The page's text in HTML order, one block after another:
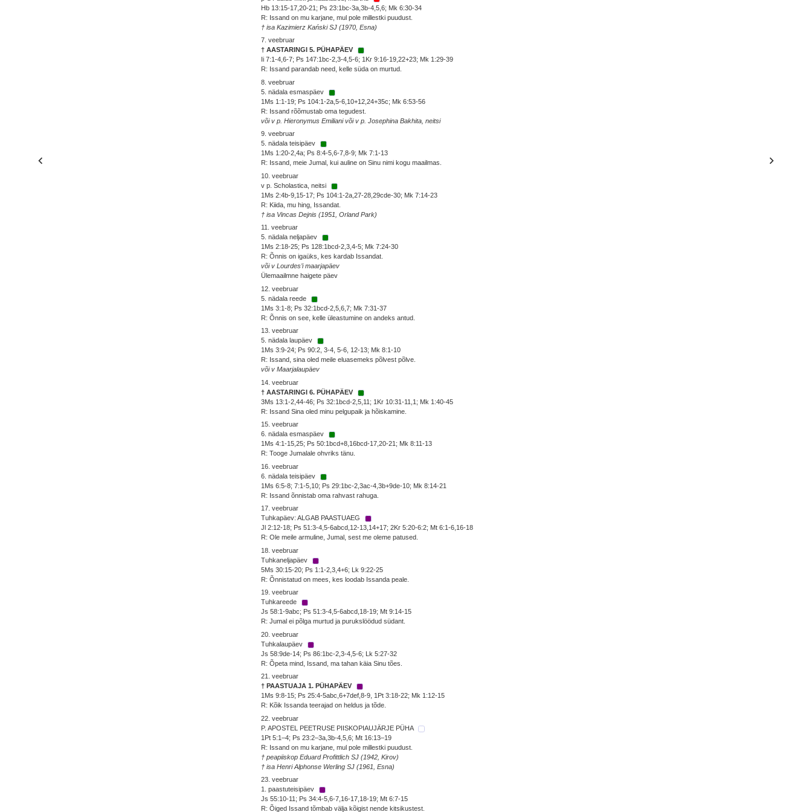
Hb 13:15-17,20-21; Ps 23:1bc-3a,3b-4,5,6; Mk 6:30-34
R: Issand on mu karjane, mul pole millestki puudust.
† isa Kazimierz Kański SJ (1970, Esna)
7. veebruar
† AASTARINGI 5. PÜHAPÄEV
Ii 7:1-4,6-7; Ps 147:1bc-2,3-4,5-6; 1Kr 9:16-19,22+23; Mk 1:29-39
R: Issand parandab need, kelle süda on murtud.
8. veebruar
5. nädala esmaspäev
1Ms 1:1-19; Ps 104:1-2a,5-6,10+12,24+35c; Mk 6:53-56
R: Issand rõõmustab oma tegudest.
või v p. Hieronymus Emiliani või v p. Josephina Bakhita, neitsi
9. veebruar
5. nädala teisipäev
1Ms 1:20-2,4a; Ps 8:4-5,6-7,8-9; Mk 7:1-13
R: Issand, meie Jumal, kui auline on Sinu nimi kogu maailmas.
10. veebruar
v p. Scholastica, neitsi
1Ms 2:4b-9,15-17; Ps 104:1-2a,27-28,29cde-30; Mk 7:14-23
R: Kiida, mu hing, Issandat.
† isa Vincas Dejnis (1951, Orland Park)
11. veebruar
5. nädala neljapäev
1Ms 2:18-25; Ps 128:1bcd-2,3,4-5; Mk 7:24-30
R: Õnnis on igaüks, kes kardab Issandat.
või v Lourdes’i maarjapäev
Ülemaailmne haigete päev
12. veebruar
5. nädala reede
1Ms 3:1-8; Ps 32:1bcd-2,5,6,7; Mk 7:31-37
R: Õnnis on see, kelle üleastumine on andeks antud.
13. veebruar
5. nädala laupäev
1Ms 3:9-24; Ps 90:2, 3-4, 5-6, 12-13; Mk 8:1-10
R: Issand, sina oled meile eluasemeks põlvest põlve.
või v Maarjalaupäev
14. veebruar
† AASTARINGI 6. PÜHAPÄEV
3Ms 13:1-2,44-46; Ps 32:1bcd-2,5,11; 1Kr 10:31-11,1; Mk 1:40-45
R: Issand Sina oled minu pelgupaik ja hõiskamine.
15. veebruar
6. nädala esmaspäev
1Ms 4:1-15,25; Ps 50:1bcd+8,16bcd-17,20-21; Mk 8:11-13
R: Tooge Jumalale ohvriks tänu.
16. veebruar
6. nädala teisipäev
1Ms 6:5-8; 7:1-5,10; Ps 29:1bc-2,3ac-4,3b+9de-10; Mk 8:14-21
R: Issand õnnistab oma rahvast rahuga.
17. veebruar
Tuhkapäev: ALGAB PAASTUAEG
Jl 2:12-18; Ps 51:3-4,5-6abcd,12-13,14+17; 2Kr 5:20-6:2; Mt 6:1-6,16-18
R: Ole meile armuline, Jumal, sest me oleme patused.
18. veebruar
Tuhkaneljapäev
5Ms 30:15-20; Ps 1:1-2,3,4+6; Lk 9:22-25
R: Õnnistatud on mees, kes loodab Issanda peale.
19. veebruar
Tuhkareede
Js 58:1-9abc; Ps 51:3-4,5-6abcd,18-19; Mt 9:14-15
R: Jumal ei põlga murtud ja purukslöödud südant.
20. veebruar
Tuhkalaupäev
Js 58:9de-14; Ps 86:1bc-2,3-4,5-6; Lk 5:27-32
R: Õpeta mind, Issand, ma tahan käia Sinu tões.
21. veebruar
† PAASTUAJA 1. PÜHAPÄEV
1Ms 9:8-15; Ps 25:4-5abc,6+7def,8-9, 1Pt 3:18-22; Mk 1:12-15
R: Kõik Issanda teerajad on heldus ja tõde.
22. veebruar
P. APOSTEL PEETRUSE PIISKOPIAUJÄRJE PÜHA
1Pt 5:1–4; Ps 23:2–3a,3b-4,5,6; Mt 16:13–19
R: Issand on mu karjane, mul pole millestki puudust.
† peapiiskop Eduard Profittlich SJ (1942, Kirov)
† isa Henri Alphonse Werling SJ (1961, Esna)
23. veebruar
1. paastuteisipäev
Js 55:10-11; Ps 34:4-5,6-7,16-17,18-19; Mt 6:7-15
R: Õiged Issand tõmbab välja kõigist nende kitsikustest.